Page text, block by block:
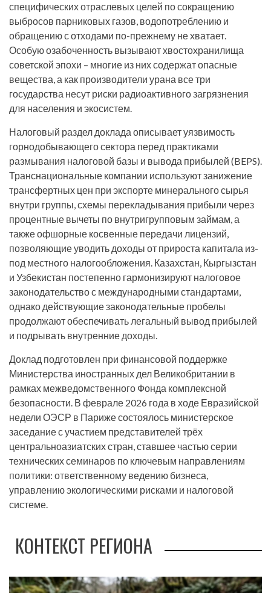
специфических отраслевых целей по сокращению
выбросов парниковых газов, водопотреблению и
обращению с отходами по-прежнему не хватает.
Особую озабоченность вызывают хвостохранилища
советской эпохи – многие из них содержат опасные
вещества, а как производители урана все три
государства несут риски радиоактивного загрязнения
для населения и экосистем.
Налоговый раздел доклада описывает уязвимость
горнодобывающего сектора перед практиками
размывания налоговой базы и вывода прибылей (BEPS).
Транснациональные компании используют занижение
трансфертных цен при экспорте минерального сырья
внутри группы, схемы перекладывания прибыли через
процентные вычеты по внутригрупповым займам, а
также офшорные косвенные передачи лицензий,
позволяющие уводить доходы от прироста капитала из-
под местного налогообложения. Казахстан, Кыргызстан
и Узбекистан постепенно гармонизируют налоговое
законодательство с международными стандартами,
однако действующие законодательные пробелы
продолжают обеспечивать легальный вывод прибылей
и подрывать внутренние доходы.
Доклад подготовлен при финансовой поддержке
Министерства иностранных дел Великобритании в
рамках межведомственного Фонда комплексной
безопасности. В феврале 2026 года в ходе Евразийской
недели ОЭСР в Париже состоялось министерское
заседание с участием представителей трёх
центральноазиатских стран, ставшее частью серии
технических семинаров по ключевым направлениям
политики: ответственному ведению бизнеса,
управлению экологическими рисками и налоговой
системе.
КОНТЕКСТ РЕГИОНА